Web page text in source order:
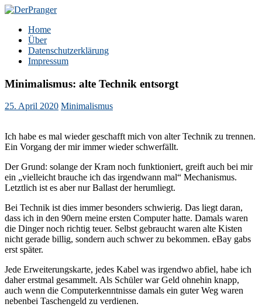
Zum
springen
DerPranger
Finanzen, Freiheit, Prangerei
Home
Über
Datenschutzerklärung
Impressum
Minimalismus: alte Technik entsorgt
25. April 2020 Minimalismus
Ich habe es mal wieder geschafft mich von alter Technik zu trennen.
Ein Vorgang der mir immer wieder schwerfällt.
Der Grund: solange der Kram noch funktioniert, greift auch bei mir
ein „vielleicht brauche ich das irgendwann mal“ Mechanismus.
Letztlich ist es aber nur Ballast der herumliegt.
Bei Technik ist dies immer besonders schwierig. Das liegt daran,
dass ich in den 90ern meine ersten Computer hatte. Damals waren
die Dinger noch richtig teuer. Selbst gebraucht waren alte Kisten
nicht gerade billig, sondern auch schwer zu bekommen. eBay gabs
erst später.
Jede Erweiterungskarte, jedes Kabel was irgendwo abfiel, habe ich
daher erstmal gesammelt. Als Schüler war Geld ohnehin knapp,
auch wenn die Computerkenntnisse damals ein guter Weg waren
nebenbei Taschengeld zu verdienen.